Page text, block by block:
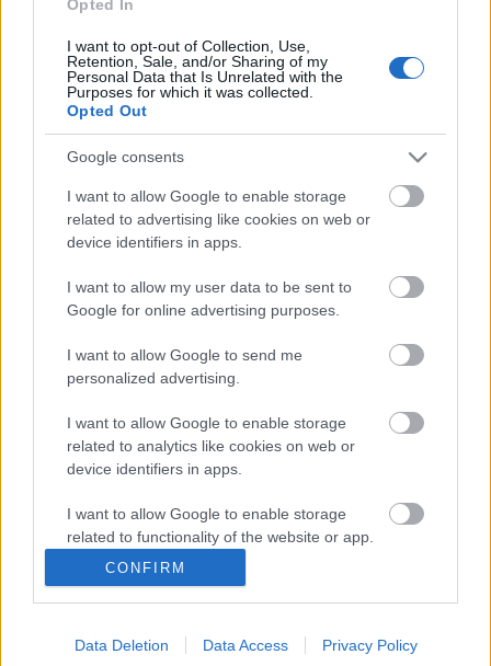
Opted In
I want to opt-out of Collection, Use,
Retention, Sale, and/or Sharing of my
Personal Data that Is Unrelated with the
Purposes for which it was collected.
Opted Out
Google consents
I want to allow Google to enable storage
related to advertising like cookies on web or
device identifiers in apps.
I want to allow my user data to be sent to
Google for online advertising purposes.
I want to allow Google to send me
personalized advertising.
I want to allow Google to enable storage
related to analytics like cookies on web or
device identifiers in apps.
I want to allow Google to enable storage
related to functionality of the website or app.
I want to allow Google to enable storage
related to personalization.
I want to allow Google to enable storage
CONFIRM
Data Deletion Data Access Privacy Policy
szabadtéri játékok és Szeged számára.
Herczeg Tamáselmondta, hogy a fesztivál
időarányos látogatottsági adatai kedvezőek. Az
eladott jegyek száma 55,32 százalékkal haladja meg
a 2012-es évadét, a jegyárbevétel pedig 84
százalékkal magasabb, úgy, hogy érdemi áremelés
nem történt.
Forrás: MTI
Ajánlott bejegyzések:
Rögtön dupla premierrel kezdi az új
évadot a Radnóti